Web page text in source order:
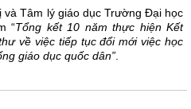
và Tâm lý giáo dục Trường Đại học
“Tổng kết 10 năm thực hiện Kết
về việc tiếp tục đổi mới việc học
giáo dục quốc dân”